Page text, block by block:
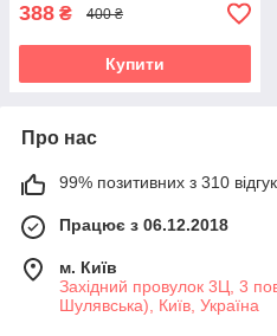
388 ₴ 400 ₴
Купити
Про нас
99% позитивних з 310
Працює з 06.12.2018
м. Київ
Західний провулок 3Ц, 3
Шулявська), Київ, Україна